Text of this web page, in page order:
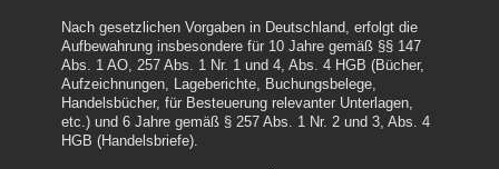
Nach gesetzlichen Vorgaben in Deutschland, erfolgt die
Aufbewahrung insbesondere für 10 Jahre gemäß §§ 147
Abs. 1 AO, 257 Abs. 1 Nr. 1 und 4, Abs. 4 HGB (Bücher,
Aufzeichnungen, Lageberichte, Buchungsbelege,
Handelsbücher, für Besteuerung relevanter Unterlagen,
etc.) und 6 Jahre gemäß § 257 Abs. 1 Nr. 2 und 3, Abs. 4
HGB (Handelsbriefe).